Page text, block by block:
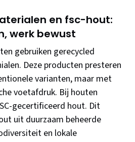
en fsc-hout:
werk bewust
gebruiken gerecycled
Deze producten presteren
varianten, maar met
voetafdruk. Bij houten
gecertificeerd hout. Dit
uit duurzaam beheerde
en lokale